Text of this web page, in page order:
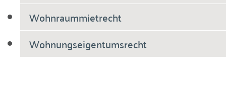
Wohnraummietrecht
Wohnungseigentumsrecht